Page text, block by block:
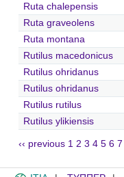
Ruta chalepensis
Ruta graveolens
Ruta montana
Rutilus macedonicus
Rutilus ohridanus
Rutilus ohridanus
Rutilus rutilus
Rutilus ylikiensis
‹‹ previous 1 2 3 4 5 6 7